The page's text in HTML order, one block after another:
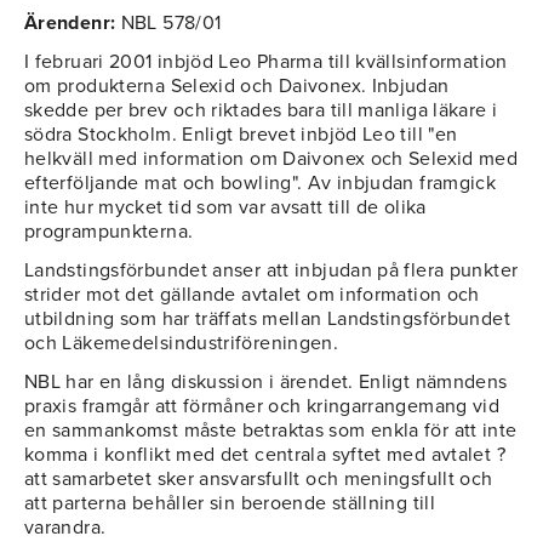
Ärendenr: NBL 578/01
I februari 2001 inbjöd Leo Pharma till kvällsinformation
om produkterna Selexid och Daivonex. Inbjudan
skedde per brev och riktades bara till manliga läkare i
södra Stockholm. Enligt brevet inbjöd Leo till "en
helkväll med information om Daivonex och Selexid med
efterföljande mat och bowling". Av inbjudan framgick
inte hur mycket tid som var avsatt till de olika
programpunkterna.
Landstingsförbundet anser att inbjudan på flera punkter
strider mot det gällande avtalet om information och
utbildning som har träffats mellan Landstingsförbundet
och Läkemedelsindustriföreningen.
NBL har en lång diskussion i ärendet. Enligt nämndens
praxis framgår att förmåner och kringarrangemang vid
en sammankomst måste betraktas som enkla för att inte
komma i konflikt med det centrala syftet med avtalet ?
att samarbetet sker ansvarsfullt och meningsfullt och
att parterna behåller sin beroende ställning till
varandra.